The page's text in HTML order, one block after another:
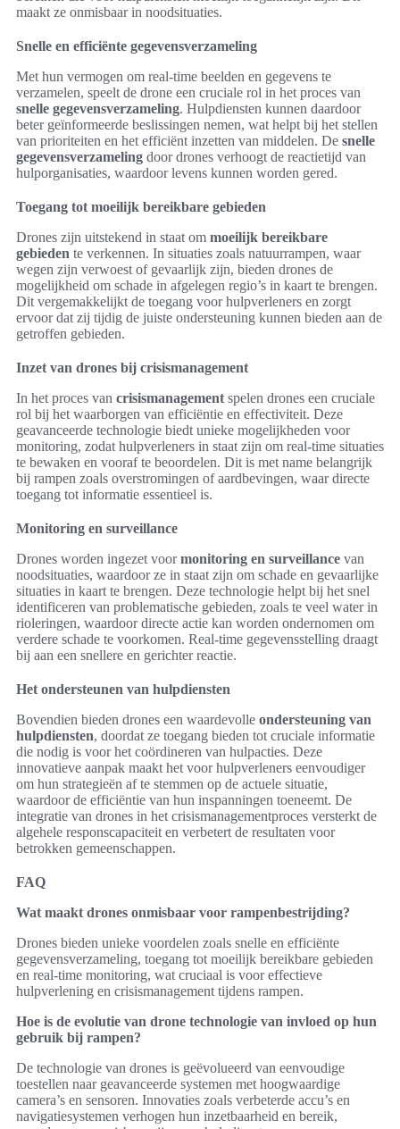
maakt ze onmisbaar in noodsituaties.
Snelle en efficiënte gegevensverzameling
Met hun vermogen om real-time beelden en gegevens te
verzamelen, speelt de drone een cruciale rol in het proces van
snelle gegevensverzameling. Hulpdiensten kunnen daardoor
beter geïnformeerde beslissingen nemen, wat helpt bij het stellen
van prioriteiten en het efficiënt inzetten van middelen. De snelle
gegevensverzameling door drones verhoogt de reactietijd van
hulporganisaties, waardoor levens kunnen worden gered.
Toegang tot moeilijk bereikbare gebieden
Drones zijn uitstekend in staat om moeilijk bereikbare
gebieden te verkennen. In situaties zoals natuurrampen, waar
wegen zijn verwoest of gevaarlijk zijn, bieden drones de
mogelijkheid om schade in afgelegen regio’s in kaart te brengen.
Dit vergemakkelijkt de toegang voor hulpverleners en zorgt
ervoor dat zij tijdig de juiste ondersteuning kunnen bieden aan de
getroffen gebieden.
Inzet van drones bij crisismanagement
In het proces van crisismanagement spelen drones een cruciale
rol bij het waarborgen van efficiëntie en effectiviteit. Deze
geavanceerde technologie biedt unieke mogelijkheden voor
monitoring, zodat hulpverleners in staat zijn om real-time situaties
te bewaken en vooraf te beoordelen. Dit is met name belangrijk
bij rampen zoals overstromingen of aardbevingen, waar directe
toegang tot informatie essentieel is.
Monitoring en surveillance
Drones worden ingezet voormonitoring en surveillance van
noodsituaties, waardoor ze in staat zijn om schade en gevaarlijke
situaties in kaart te brengen. Deze technologie helpt bij het snel
identificeren van problematische gebieden, zoals te veel water in
rioleringen, waardoor directe actie kan worden ondernomen om
verdere schade te voorkomen. Real-time gegevensstelling draagt
bij aan een snellere en gerichter reactie.
Het ondersteunen van hulpdiensten
Bovendien bieden drones een waardevolle ondersteuning van
hulpdiensten, doordat ze toegang bieden tot cruciale informatie
die nodig is voor het coördineren van hulpacties. Deze
innovatieve aanpak maakt het voor hulpverleners eenvoudiger
om hun strategieën af te stemmen op de actuele situatie,
waardoor de efficiëntie van hun inspanningen toeneemt. De
integratie van drones in het crisismanagementproces versterkt de
algehele responscapaciteit en verbetert de resultaten voor
betrokken gemeenschappen.
FAQ
Wat maakt drones onmisbaar voor rampenbestrijding?
Drones bieden unieke voordelen zoals snelle en efficiënte
gegevensverzameling, toegang tot moeilijk bereikbare gebieden
en real-time monitoring, wat cruciaal is voor effectieve
hulpverlening en crisismanagement tijdens rampen.
Hoe is de evolutie van drone technologie van invloed op hun
gebruik bij rampen?
De technologie van drones is geëvolueerd van eenvoudige
toestellen naar geavanceerde systemen met hoogwaardige
camera’s en sensoren. Innovaties zoals verbeterde accu’s en
navigatiesystemen verhogen hun inzetbaarheid en bereik,